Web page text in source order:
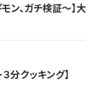
ン、ガチ検証～】大
分クッキング】